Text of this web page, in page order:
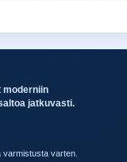
moderniin
jatkuvasti.
varmistusta varten.